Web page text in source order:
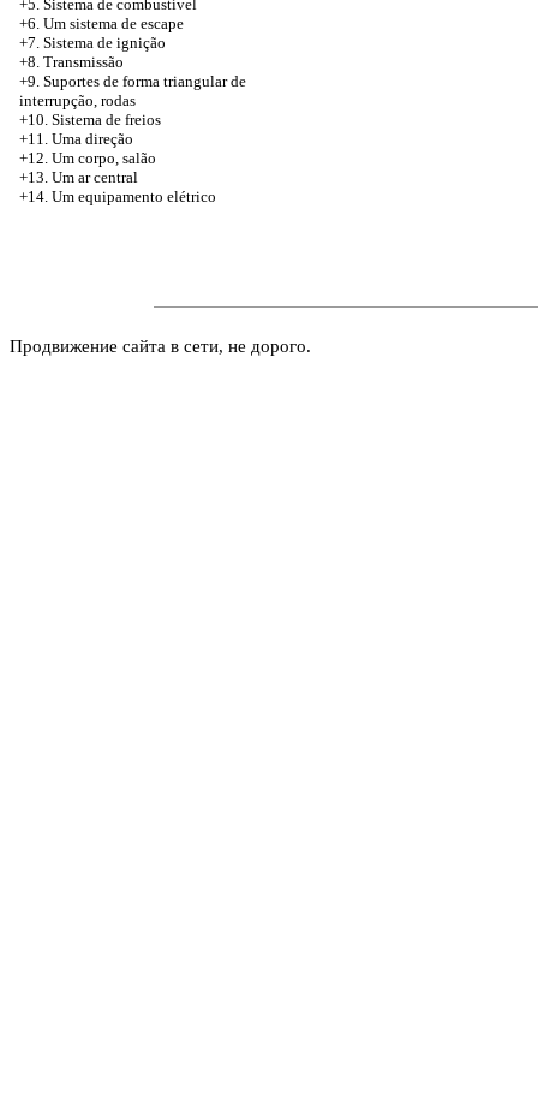
+5. Sistema de combustível
+6. Um sistema de escape
+7. Sistema de ignição
+8. Transmissão
+9. Suportes de forma triangular de
interrupção, rodas
+10. Sistema de freios
+11. Uma direção
+12. Um corpo, salão
+13. Um ar central
+14. Um equipamento elétrico
Продвижение сайта в сети, не дорого.